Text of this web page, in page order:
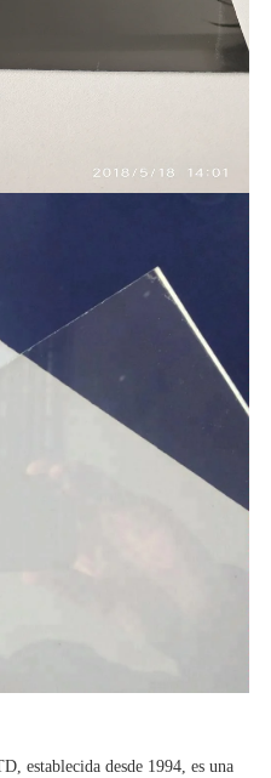
establecida desde 1994, es una